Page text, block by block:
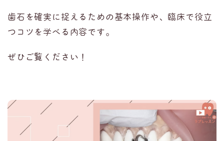
歯石を確実に捉えるための基本操作や、臨床で役立
つコツを学べる内容です。
ぜひご覧ください！